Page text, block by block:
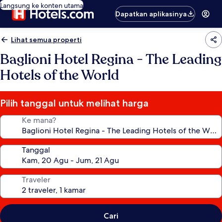
Langsung ke konten utama
Dapatkan aplikasinya
Lihat semua properti
Baglioni Hotel Regina - The Leading
Hotels of the World
Pilih tanggal untuk melihat harga
Ke mana?
Tanggal
Traveler
Cari